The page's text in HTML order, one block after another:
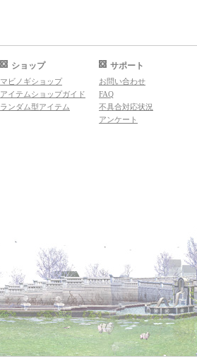
ショップ
マビノギショップ
アイテムショップガイド
ランダム型アイテム
サポート
お問い合わせ
FAQ
不具合対応状況
アンケート